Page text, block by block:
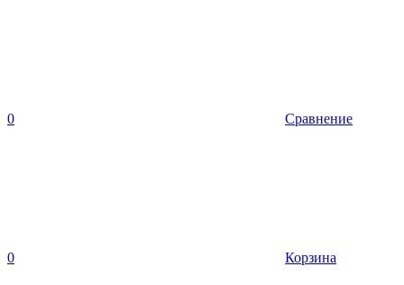
0 Сравнение
0 Корзина